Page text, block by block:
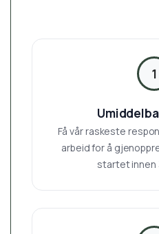
1
Få vår raskeste
arbeid for å
startet innen